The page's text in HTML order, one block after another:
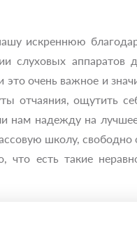
искреннюю
слуховых
это очень важное и
отчаяния, ощутить
нам надежду на
школу, свободно
что есть такие